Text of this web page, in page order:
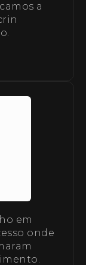
a
em
onde